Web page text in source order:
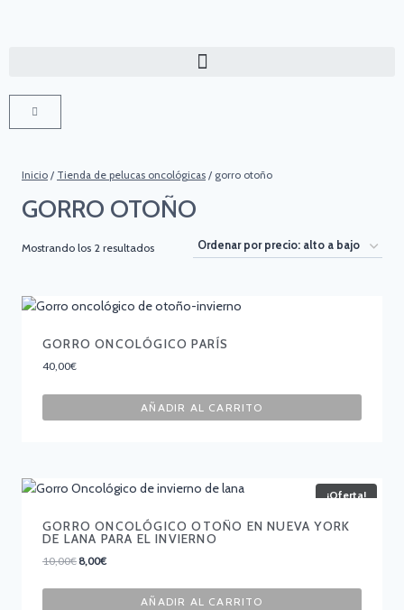
Inicio / Tienda de pelucas oncológicas / gorro otoño
GORRO OTOÑO
Mostrando los 2 resultados
GORRO ONCOLÓGICO PARÍS
40,00€
AÑADIR AL CARRITO
¡Oferta!
GORRO ONCOLÓGICO OTOÑO EN NUEVA YORK
DE LANA PARA EL INVIERNO
10,00€ 8,00€
AÑADIR AL CARRITO